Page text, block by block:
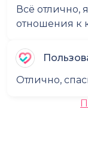
Всё отлично,
отношения к
Отлично,